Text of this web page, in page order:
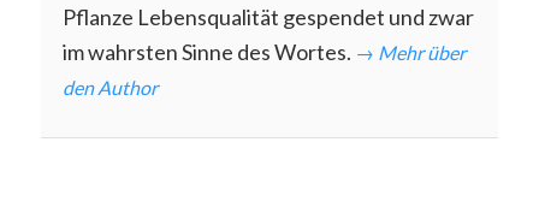
Pflanze Lebensqualität gespendet und zwar
im wahrsten Sinne des Wortes. → Mehr über
den Author